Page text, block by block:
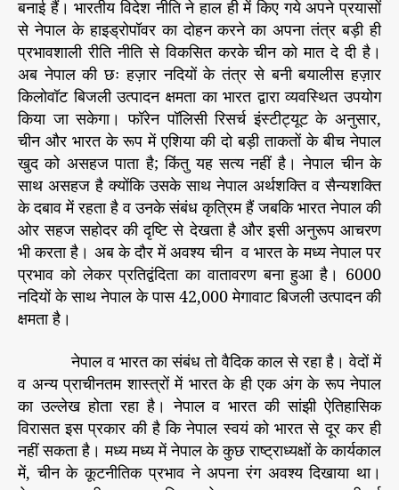
ब
नी
है
रा
म
की
र्ति
यां
बनाई हैं। भारतीय विदेश नीति ने हाल ही में किए गये अपने प्रयासों
से नेपाल के हाइड्रोपॉवर का दोहन करने का अपना तंत्र बड़ी ही
प्रभावशाली रीति नीति से विकसित करके चीन को मात दे दी है।
अब नेपाल की छः हज़ार नदियों के तंत्र से बनी बयालीस हज़ार
किलोवॉट बिजली उत्पादन क्षमता का भारत द्वारा व्यवस्थित उपयोग
किया जा सकेगा। फॉरेन पॉलिसी रिसर्च इंस्टीट्यूट के अनुसार,
चीन और भारत के रूप में एशिया की दो बड़ी ताकतों के बीच नेपाल
खुद को असहज पाता है; किंतु यह सत्य नहीं है। नेपाल चीन के
साथ असहज है क्योंकि उसके साथ नेपाल अर्थशक्ति व सैन्यशक्ति
के दबाव में रहता है व उनके संबंध कृत्रिम हैं जबकि भारत नेपाल की
ओर सहज सहोदर की दृष्टि से देखता है और इसी अनुरूप आचरण
भी करता है। अब के दौर में अवश्य चीन व भारत के मध्य नेपाल पर
प्रभाव को लेकर प्रतिद्वंदिता का वातावरण बना हुआ है। 6000
नदियों के साथ नेपाल के पास 42,000 मेगावाट बिजली उत्पादन की
क्षमता है।
नेपाल व भारत का संबंध तो वैदिक काल से रहा है। वेदों में
व अन्य प्राचीनतम शास्त्रों में भारत के ही एक अंग के रूप नेपाल
का उल्लेख होता रहा है। नेपाल व भारत की सांझी ऐतिहासिक
विरासत इस प्रकार की है कि नेपाल स्वयं को भारत से दूर कर ही
नहीं सकता है। मध्य मध्य में नेपाल के कुछ राष्ट्राध्यक्षों के कार्यकाल
में, चीन के कूटनीतिक प्रभाव ने अपना रंग अवश्य दिखाया था।